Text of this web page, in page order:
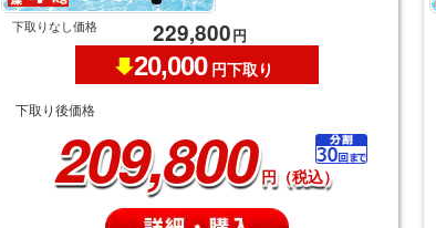
下取りなし価格 229,800円
20,000 円下取り
下取り後価格
209,800 円（税込）